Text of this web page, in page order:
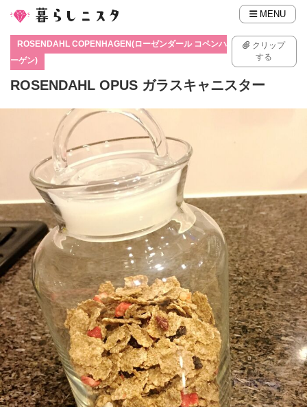
MENU
ROSENDAHL COPENHAGEN(ローゼンダール コペンハ
ーゲン)
クリップ
する
ROSENDAHL OPUS ガラスキャニスター